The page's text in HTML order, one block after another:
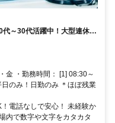
～30代活躍中！大型連休あ
金 ・勤務時間： [1] 08:30～
のみ！日勤のみ ＊ほぼ残業
電話なしで安心！ 未経験か
内で数字や文字をカタカタ